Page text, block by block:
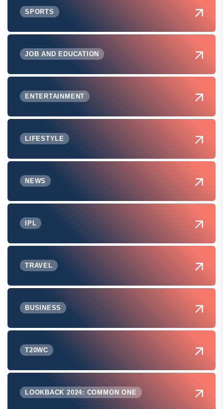
SPORTS
JOB AND EDUCATION
ENTERTAINMENT
LIFESTYLE
NEWS
IPL
TRAVEL
BUSINESS
T20WC
LOOKBACK 2024: COMMON ONE